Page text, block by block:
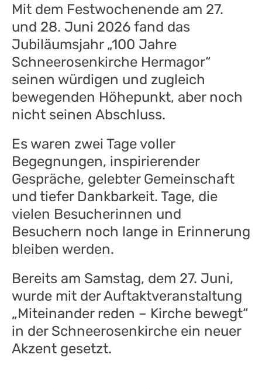
Mit dem Festwochenende am 27.
und 28. Juni 2026 fand das
Jubiläumsjahr „100 Jahre
Schneerosenkirche Hermagor“
seinen würdigen und zugleich
bewegenden Höhepunkt, aber noch
nicht seinen Abschluss.
Es waren zwei Tage voller
Begegnungen, inspirierender
Gespräche, gelebter Gemeinschaft
und tiefer Dankbarkeit. Tage, die
vielen Besucherinnen und
Besuchern noch lange in Erinnerung
bleiben werden.
Bereits am Samstag, dem 27. Juni,
wurde mit der Auftaktveranstaltung
„Miteinander reden – Kirche bewegt“
in der Schneerosenkirche ein neuer
Akzent gesetzt.